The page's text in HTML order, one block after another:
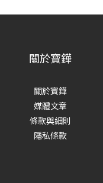
關於寶鏵
關於寶鏵
媒體文章
條款與細則
隱私條款